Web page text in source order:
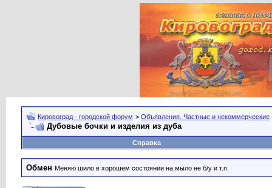
Кировоград - городской форум > Объявления. Частные и некоммерческие
Дубовые бочки и изделия из дуба
Справка
Обмен Меняю шило в хорошем состоянии на мыло не б/у и т.п.